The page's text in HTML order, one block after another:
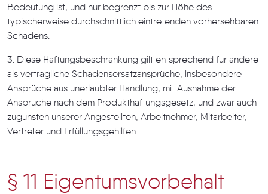
Bedeutung ist, und nur begrenzt bis zur Höhe des
typischerweise durchschnittlich eintretenden vorhersehbaren
Schadens.
3. Diese Haftungsbeschränkung gilt entsprechend für andere
als vertragliche Schadensersatzansprüche, insbesondere
Ansprüche aus unerlaubter Handlung, mit Ausnahme der
Ansprüche nach dem Produkthaftungsgesetz, und zwar auch
zugunsten unserer Angestellten, Arbeitnehmer, Mitarbeiter,
Vertreter und Erfüllungsgehilfen.
§ 11 Eigentumsvorbehalt